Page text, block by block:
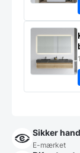
Sikker
E-mærket